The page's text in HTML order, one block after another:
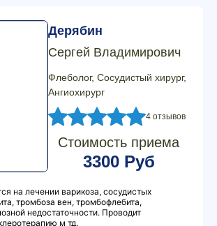
Дерябин
Сергей Владимирович
Флеболог, Сосудистый хирург,
Ангиохирург
4 отзывов
Стоимость приема
3300 Руб
на лечении варикоза, сосудистых
тромбоза вен, тромбофлебита,
недостаточности. Проводит
м тд.